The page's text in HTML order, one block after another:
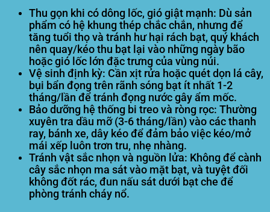
Thu gọn khi có dông lốc, gió giật mạnh: Dù sản
phẩm có hệ khung thép chắc chắn, nhưng để
tăng tuổi thọ và tránh hư hại rách bạt, quý khách
nên quay/kéo thu bạt lại vào những ngày bão
hoặc gió lốc lớn đặc trưng của vùng núi.
Vệ sinh định kỳ: Cần xịt rửa hoặc quét dọn lá cây,
bụi bẩn đọng trên rãnh sóng bạt ít nhất 1-2
tháng/lần để tránh đọng nước gây ẩm mốc.
Bảo dưỡng hệ thống bi treo và ròng rọc: Thường
xuyên tra dầu mỡ (3-6 tháng/lần) vào các thanh
ray, bánh xe, dây kéo để đảm bảo việc kéo/mở
mái xếp luôn trơn tru, nhẹ nhàng.
Tránh vật sắc nhọn và nguồn lửa: Không để cành
cây sắc nhọn ma sát vào mặt bạt, và tuyệt đối
không đốt rác, đun nấu sát dưới bạt che để
phòng tránh cháy nổ.